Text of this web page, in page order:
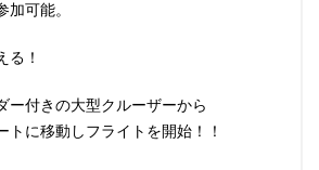
ン
加可能。
る！
ー付きの大型クルーザーから
トに移動しフライトを開始！！